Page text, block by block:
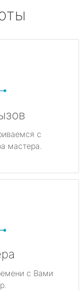
с
мастера.
с Вами